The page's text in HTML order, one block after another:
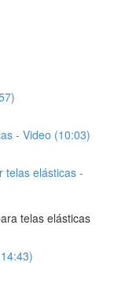
- Video (10:03)
telas elásticas -
telas elásticas